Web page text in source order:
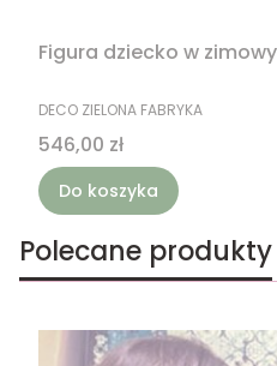
Figura dziecko w
PRODUCENT
DECO ZIELONA FABRYKA
Cena
546,00 zł
Do koszyka
Polecane produkty